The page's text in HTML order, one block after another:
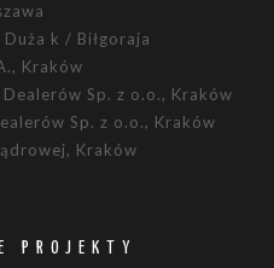
k / Biłgoraja
Kraków
Sp. z o.o., Kraków
Sp. z o.o., Kraków
Kraków
PROJEKTY